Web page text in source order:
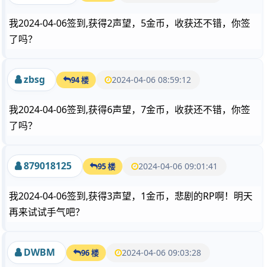
我2024-04-06签到,获得2声望，5金币，收获还不错，你签
了吗？
zbsg 94 楼 2024-04-06 08:59:12
我2024-04-06签到,获得6声望，7金币，收获还不错，你签
了吗？
879018125 95 楼 2024-04-06 09:01:41
我2024-04-06签到,获得3声望，1金币，悲剧的RP啊！明天
再来试试手气吧？
DWBM 96 楼 2024-04-06 09:03:28